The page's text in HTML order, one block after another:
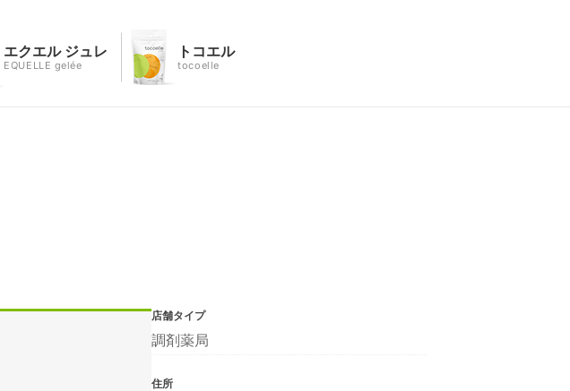
エクエル ジュレ
EQUELLE gelée
トコエル
tocoelle
店舗タイプ
調剤薬局
住所